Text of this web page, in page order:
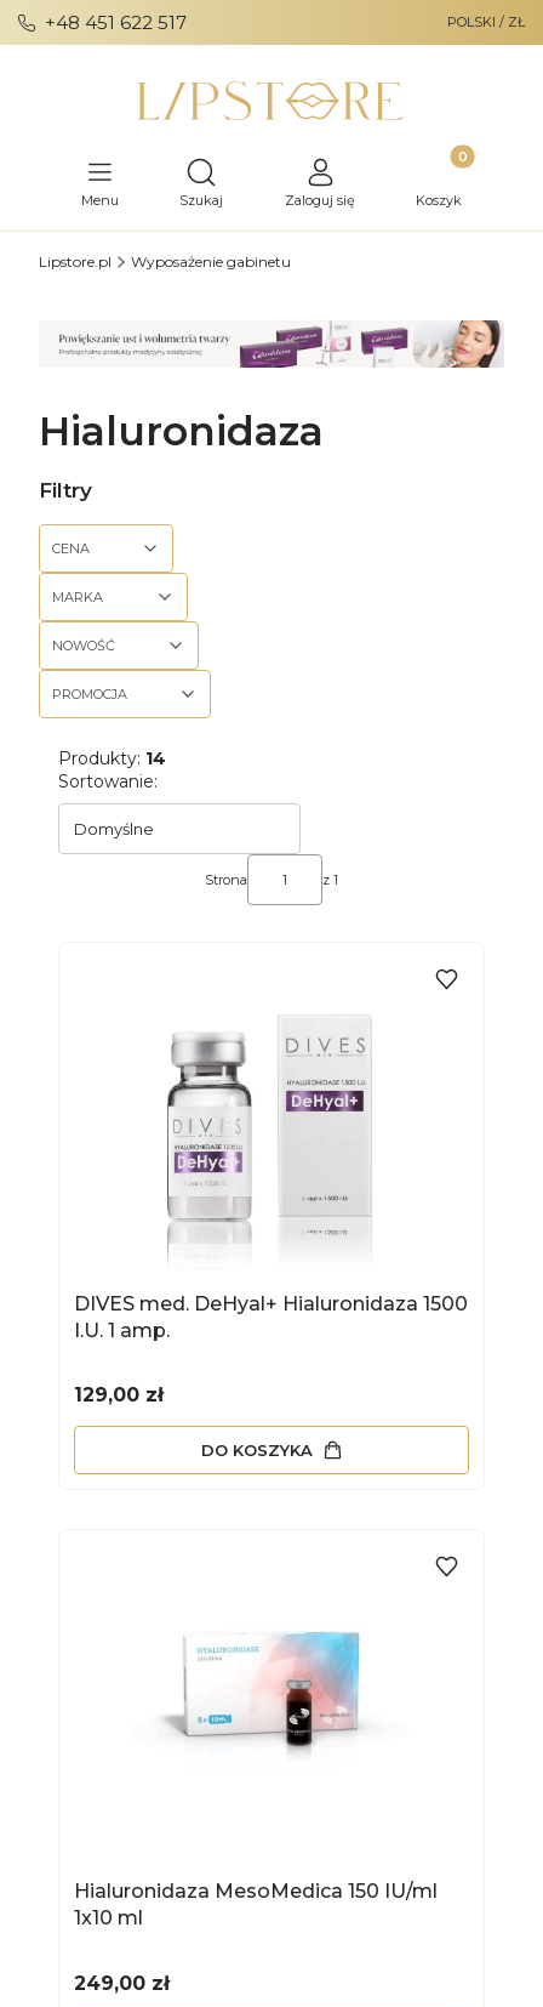
+48 451 622 517 POLSKI / ZŁ
Menu
Otwórz wyszukiwarkę
Szukaj Zaloguj się
Produkty w
Koszyk
Lipstore.pl Wyposażenie gabinetu
Hialuronidaza
Filtry
CENA
MARKA
NOWOŚĆ
PROMOCJA
Koniec filtrów
Produkty: 14
Lista produktów
Sortowanie:
Domyślne
Strona z 1
DIVES med. DeHyal+ Hialuronidaza 1500
I.U. 1 amp.
Cena
129,00 zł
DO KOSZYKA
Hialuronidaza MesoMedica 150 IU/ml
1x10 ml
Cena
249,00 zł